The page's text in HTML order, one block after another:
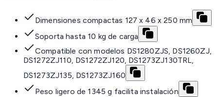
Dimensiones compactas 127 x 46 x 250 mm
Soporta hasta 10 kg de carga
Compatible con modelos DS1280ZJS, DS1260ZJ,
DS1272ZJ110, DS1272ZJ120, DS1273ZJ130TRL,
DS1273ZJ135, DS1273ZJ160
Peso ligero de 1345 g facilita instalación